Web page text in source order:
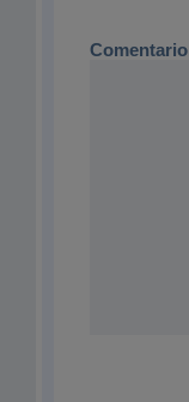
Comentario